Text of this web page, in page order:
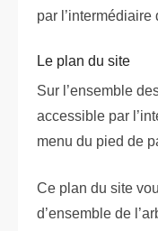
par l’intermédiaire
Le plan du site
Sur l’ensemble
accessible par
menu du pied de
Ce plan du site
d’ensemble de